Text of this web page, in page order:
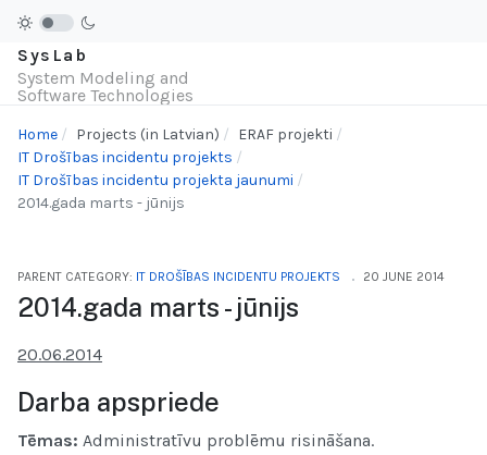
SysLab
System Modeling and
Software Technologies
Home Projects (in Latvian)
ERAF projekti
IT Drošības incidentu projekts
IT Drošības incidentu projekta jaunumi
2014.gada marts - jūnijs
PARENT CATEGORY: IT DROŠĪBAS INCIDENTU PROJEKTS 20 JUNE 2014
2014.gada marts - jūnijs
20.06.2014
Darba apspriede
Tēmas: Administratīvu problēmu risināšana.